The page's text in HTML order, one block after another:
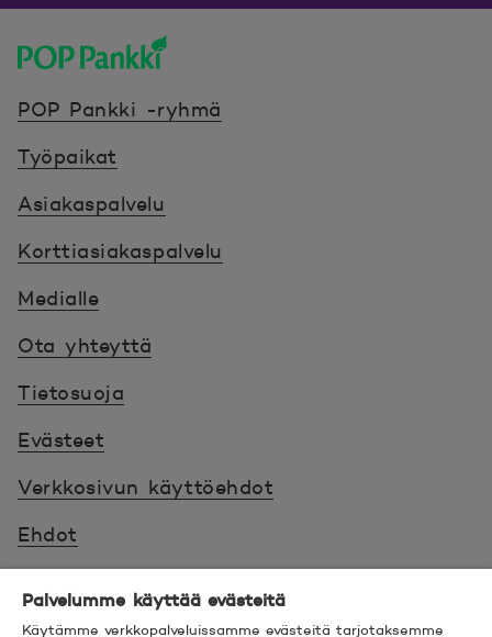
POP Pankki -ryhmä
Työpaikat
Asiakaspalvelu
Korttiasiakaspalvelu
Medialle
Ota yhteyttä
Tietosuoja
Evästeet
Verkkosivun käyttöehdot
Ehdot
Saavutettavuus
Palvelumme käyttää evästeitä
Käytämme verkkopalveluissamme evästeitä tarjotaksemme